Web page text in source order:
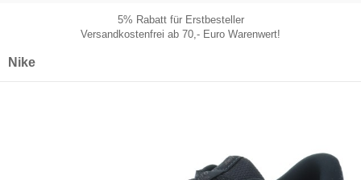
5% Rabatt für Erstbesteller
Versandkostenfrei ab 70,- Euro Warenwert!
Nike